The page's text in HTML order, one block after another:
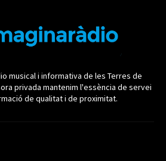
musical i informativa de les Terres de
privada mantenim l'essència de servei
de qualitat i de proximitat.